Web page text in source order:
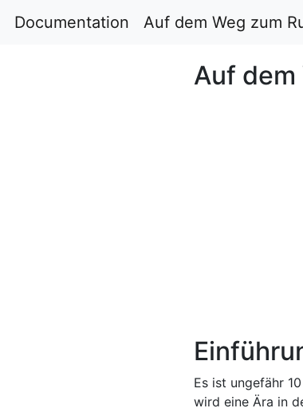
Documentation Auf dem Weg zum
Auf dem
Es ist ungefähr
wird eine Ära in